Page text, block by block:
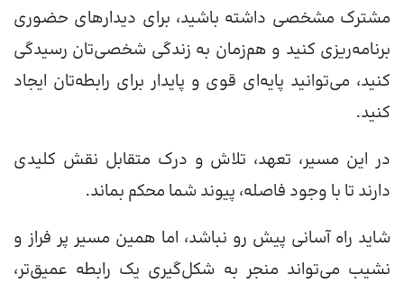
مشترک مشخصی داشته باشید، برای دیدارهای حضوری
برنامه‌ریزی کنید و هم‌زمان به زندگی شخصی‌تان رسیدگی
کنید، می‌توانید پایه‌ای قوی و پایدار برای رابطه‌تان ایجاد
کنید.
در این مسیر، تعهد، تلاش و درک متقابل نقش کلیدی
دارند تا با وجود فاصله، پیوند شما محکم بماند.
شاید راه آسانی پیش رو نباشد، اما همین مسیر پر فراز و
نشیب می‌تواند منجر به شکل‌گیری یک رابطه عمیق‌تر،